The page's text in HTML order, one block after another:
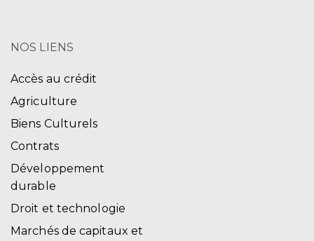
NOS LIENS
Accès au crédit
Agriculture
Biens Culturels
Contrats
Développement
durable
Droit et technologie
Marchés de capitaux et